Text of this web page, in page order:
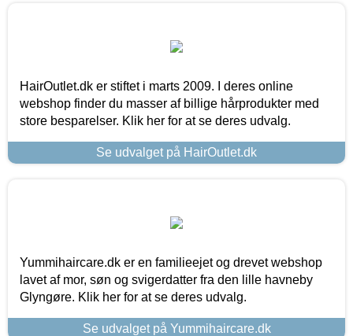
HairOutlet.dk er stiftet i marts 2009. I deres online
webshop finder du masser af billige hårprodukter med
store besparelser. Klik her for at se deres udvalg.
Se udvalget på HairOutlet.dk
Yummihaircare.dk er en familieejet og drevet webshop
lavet af mor, søn og svigerdatter fra den lille havneby
Glyngøre. Klik her for at se deres udvalg.
Se udvalget på Yummihaircare.dk